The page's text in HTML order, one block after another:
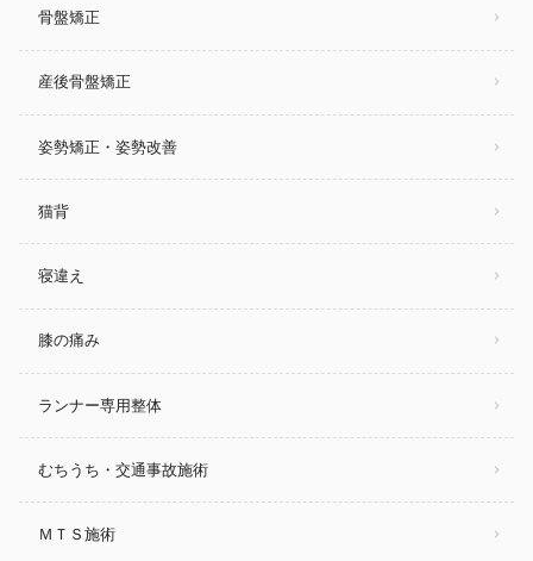
骨盤矯正
産後骨盤矯正
姿勢矯正・姿勢改善
猫背
寝違え
膝の痛み
ランナー専用整体
むちうち・交通事故施術
ＭＴＳ施術